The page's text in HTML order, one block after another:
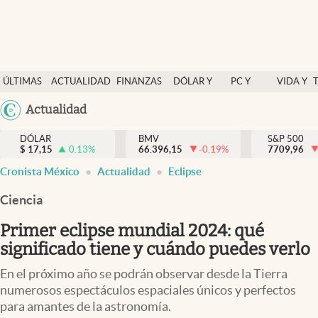
ÚLTIMAS
NOTICIAS
ACTUALIDAD
FINANZAS
DÓLAR Y
PC Y
VIDA Y
México
Actualidad
Actualidad
Finanzas y economía
Dólar y mercados
Pc y celular
Vida y estilo
DÓLAR
$ 17,15 0.13%
BMV
66.396,15
-0.19%
S&P 500
7709,96
Cronista México Actualidad Eclipse
Ciencia
Primer eclipse mundial 2024: qué
significado tiene y cuándo puedes verlo
En el próximo año se podrán observar desde la Tierra
numerosos espectáculos espaciales únicos y perfectos
para amantes de la astronomía.